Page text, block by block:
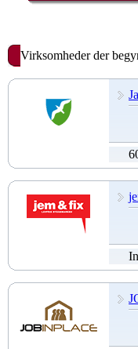
Virksomheder der